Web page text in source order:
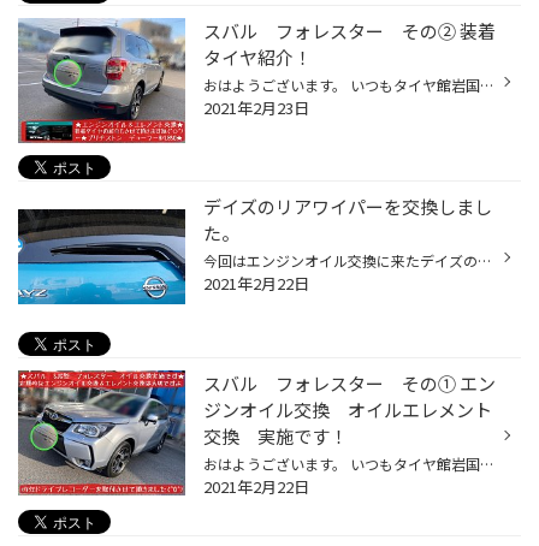
スバル フォレスター その② 装着
タイヤ紹介！
おはようございます。 いつもタイヤ館岩国店のWEBをご覧頂き…ありがとうございます(^O^) 南岩国3丁目188号線の南岩国三郵便局さんの向かい側のタイヤ館岩国店(少し道路から奥まっています)の店長の越智です。 本日の事例紹介は…昨日の スバル SJG型 フォレスター さんの エンジンオイル交換 オイル...
2021年2月23日
デイズのリアワイパーを交換しまし
た。
今回はエンジンオイル交換に来たデイズのお客様がリアワイパーも購入したいとの事でしたのでまずは点検しました。 あらら…先っちょからちぎれてます。 確認します。 やはりダメでした。 今回は、ボッシュのリアワイパーを取り付ける事になりました。 コチラをささっと交換しました。 これでビビり音...
2021年2月22日
スバル フォレスター その① エン
ジンオイル交換 オイルエレメント
交換 実施です！
おはようございます。 いつもタイヤ館岩国店のWEBをご覧頂き…ありがとうございます(^O^) 南岩国3丁目188号線の南岩国三郵便局さんの向かい側のタイヤ館岩国店(少し道路から奥まっています)の店長の越智です。 本日の事例紹介は… スバル SJG型 フォレスター さんの エンジンオイル交換 オイルエレメ...
2021年2月22日